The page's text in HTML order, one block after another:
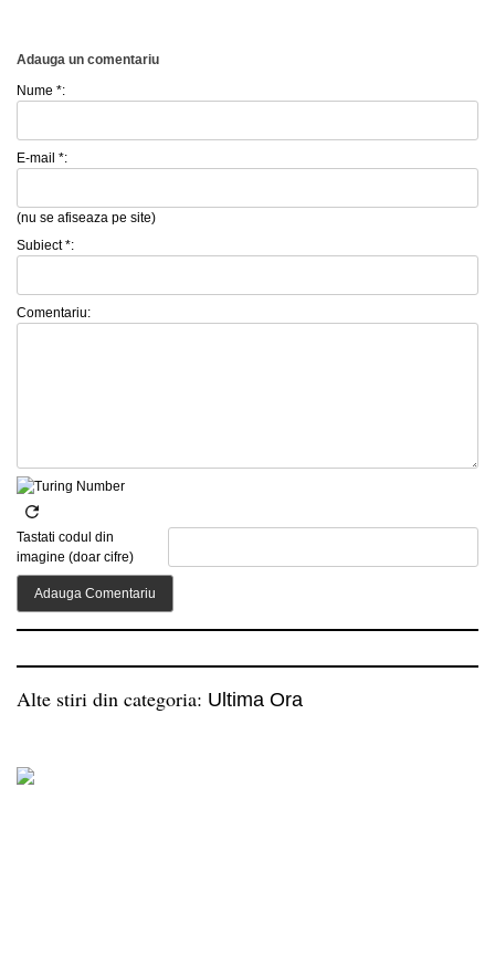
Adauga un comentariu
Nume *:
E-mail *:
(nu se afiseaza pe site)
Subiect *:
Comentariu:
Tastati codul din
imagine (doar cifre)
Alte stiri din categoria: Ultima Ora